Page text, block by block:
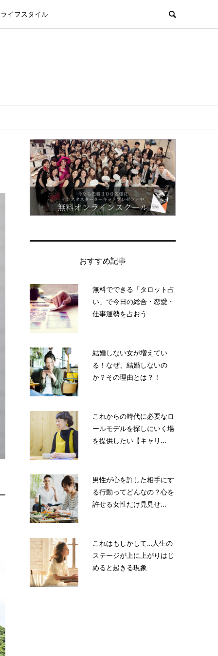
ライフスタイル
おすすめ記事
無料でできる「タロット占
い」で今日の総合・恋愛・
仕事運勢を占おう
結婚しない女が増えてい
る！なぜ、結婚しないの
か？その理由とは？！
これからの時代に必要なロ
ールモデルを探しにいく場
を提供したい【キャリ...
男性が心を許した相手にす
る行動ってどんなの？心を
許せる女性だけ見見せ...
これはもしかして…人生の
ステージが上に上がりはじ
めると起きる現象